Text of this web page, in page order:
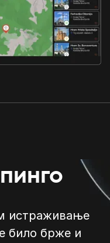
истраживање
било брже и